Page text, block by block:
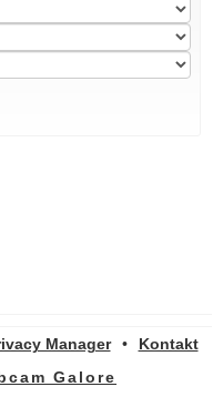
Manager •
Kontakt
Galore